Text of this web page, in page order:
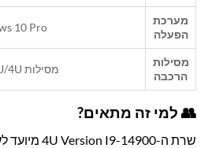
מערכת
הפעלה
10 Pro
מסילות
הרכבה
מסילות 1U/2U/3U/4U
👥 למי זה מתאים?
שרת ה-4U Version I9-14900 מיועד לעסקים וארגונים הדורשים